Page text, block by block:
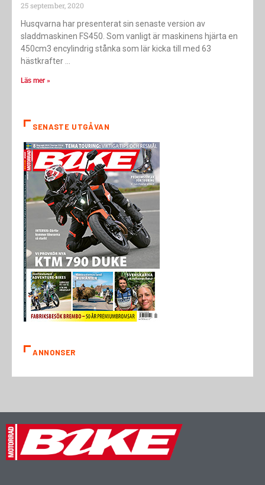
25 september, 2020
Husqvarna har presenterat sin senaste version av
sladdmaskinen FS450. Som vanligt är maskinens hjärta en
450cm3 encylindrig stånka som lär kicka till med 63
hästkrafter
Läs mer »
SENASTE UTGÅVAN
ANNONSER